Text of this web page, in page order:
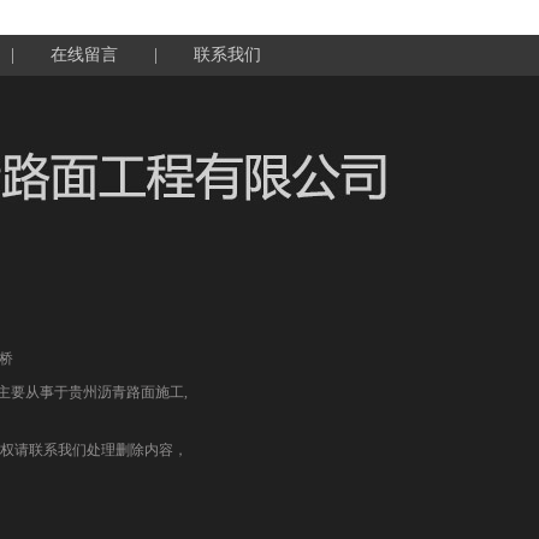
在线留言 联系我们
要从事于贵州沥青路面施工,
请联系我们处理删除内容，